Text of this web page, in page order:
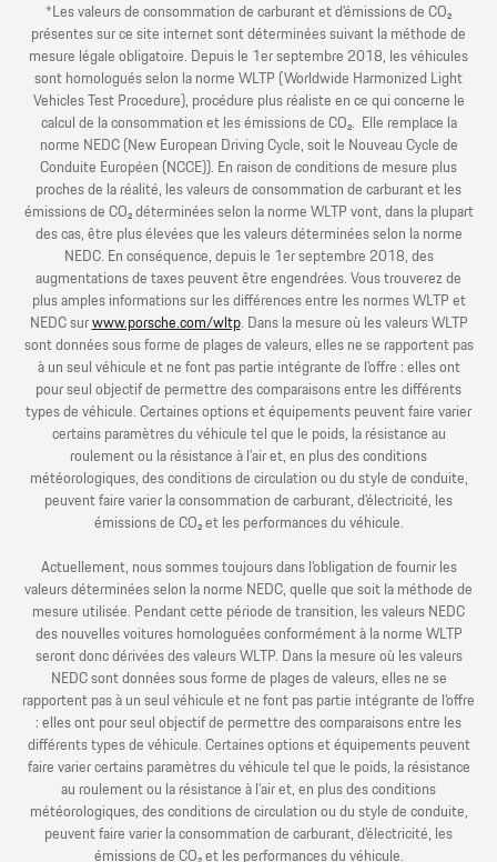
*Les valeurs de consommation de carburant et d’émissions de CO₂
présentes sur ce site internet sont déterminées suivant la méthode de
mesure légale obligatoire. Depuis le 1er septembre 2018, les véhicules
sont homologués selon la norme WLTP (Worldwide Harmonized Light
Vehicles Test Procedure), procédure plus réaliste en ce qui concerne le
calcul de la consommation et les émissions de CO₂. Elle remplace la
norme NEDC (New European Driving Cycle, soit le Nouveau Cycle de
Conduite Européen (NCCE)). En raison de conditions de mesure plus
proches de la réalité, les valeurs de consommation de carburant et les
émissions de CO₂ déterminées selon la norme WLTP vont, dans la plupart
des cas, être plus élevées que les valeurs déterminées selon la norme
NEDC. En conséquence, depuis le 1er septembre 2018, des
augmentations de taxes peuvent être engendrées. Vous trouverez de
plus amples informations sur les différences entre les normes WLTP et
NEDC surwww.porsche.com/wltp. Dans la mesure où les valeurs WLTP
sont données sous forme de plages de valeurs, elles ne se rapportent pas
à un seul véhicule et ne font pas partie intégrante de l’offre : elles ont
pour seul objectif de permettre des comparaisons entre les différents
types de véhicule. Certaines options et équipements peuvent faire varier
certains paramètres du véhicule tel que le poids, la résistance au
roulement ou la résistance à l’air et, en plus des conditions
météorologiques, des conditions de circulation ou du style de conduite,
peuvent faire varier la consommation de carburant, d’électricité, les
émissions de CO₂ et les performances du véhicule.
Actuellement, nous sommes toujours dans l’obligation de fournir les
valeurs déterminées selon la norme NEDC, quelle que soit la méthode de
mesure utilisée. Pendant cette période de transition, les valeurs NEDC
des nouvelles voitures homologuées conformément à la norme WLTP
seront donc dérivées des valeurs WLTP. Dans la mesure où les valeurs
NEDC sont données sous forme de plages de valeurs, elles ne se
rapportent pas à un seul véhicule et ne font pas partie intégrante de l’offre
: elles ont pour seul objectif de permettre des comparaisons entre les
différents types de véhicule. Certaines options et équipements peuvent
faire varier certains paramètres du véhicule tel que le poids, la résistance
au roulement ou la résistance à l’air et, en plus des conditions
météorologiques, des conditions de circulation ou du style de conduite,
peuvent faire varier la consommation de carburant, d’électricité, les
émissions de CO₂ et les performances du véhicule.